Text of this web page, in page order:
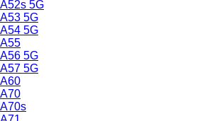
A52s 5G
A53 5G
A54 5G
A55
A56 5G
A57 5G
A60
A70
A70s